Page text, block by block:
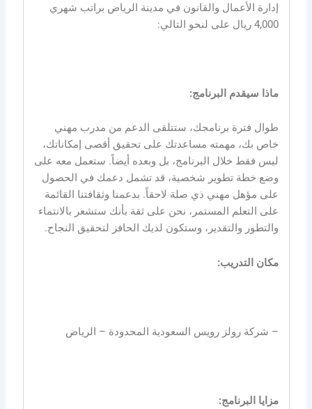
إدارة الأعمال والقانون في مدينة الرياض براتب شهري
4,000 ريال على لنحو التالي:
ماذا سيقدم البرنامج:
طوال فترة برنامجك، ستتلقى الدعم من مدرب مهني
خاص بك، مهمته مساعدتك على تحقيق أقصى إمكاناتك،
ليس فقط خلال البرنامج، بل وبعده أيضاً. ستعمل معه على
وضع خطة تطوير شخصية، قد تشمل دعمك في الحصول
على مؤهل مهني ذي صلة لاحقاً. بدعمنا وثقافتنا القائمة
على التعلم المستمر، نحن على ثقة بأنك ستشعر بالانتماء
والتطور والتقدير، وستكون لديك الحافز لتحقيق النجاح.
مكان التدريب:
– شركة رولز رويس السعودية المحدودة – الرياض
مزايا البرنامج: